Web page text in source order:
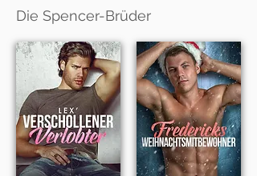
Die Spencer-Brüder